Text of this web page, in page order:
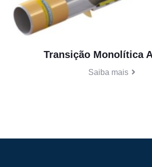
Transição Monolítica
Saiba mais